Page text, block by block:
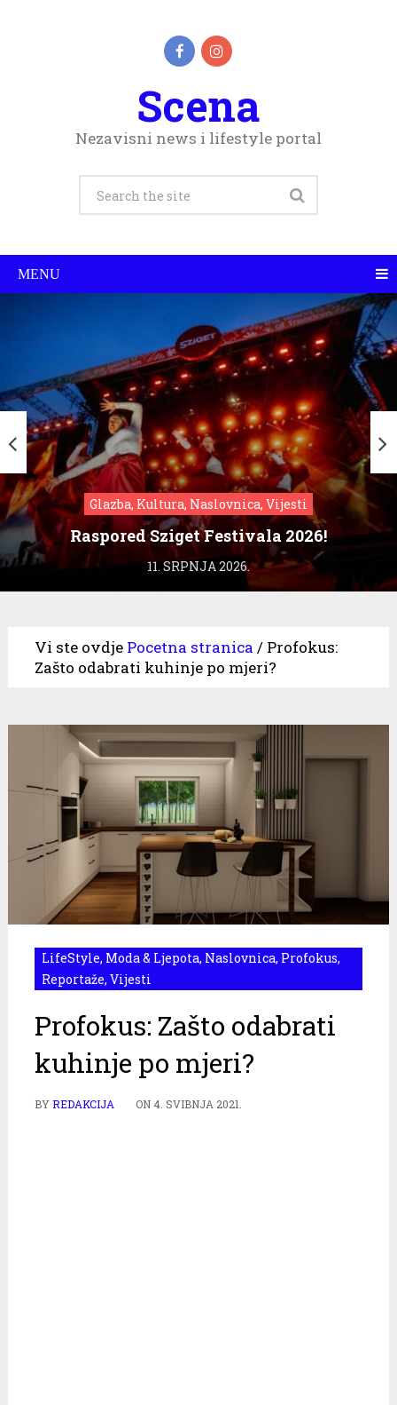
Scena
Nezavisni news i lifestyle portal
MENU
Glazba, Kultura, Naslovnica, Vijesti
Raspored Sziget Festivala 2026!
11. SRPNJA 2026.
Vi ste ovdje Pocetna stranica / Profokus:
Zašto odabrati kuhinje po mjeri?
LifeStyle, Moda & Ljepota, Naslovnica, Profokus,
Reportaže, Vijesti
Profokus: Zašto odabrati
kuhinje po mjeri?
BYREDAKCIJA ON 4. SVIBNJA 2021.